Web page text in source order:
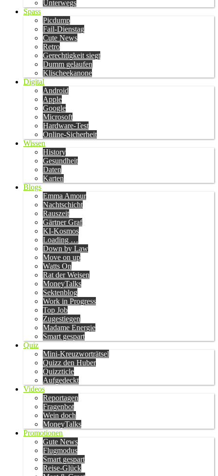
Unterwegs
Spass
Picdump
Fail-Dienstag
Cute News
Retro
Gerechtigkeit siegt
Dumm gelaufen
Klischeekanone
Digital
Android
Apple
Google
Microsoft
Hardware-Test
Online-Sicherheit
Wissen
History
Gesundheit
Daten
Karten
Blogs
Emma Amour
Nachtschicht
Rauszeit
Gärtner Graf
KI-Kosmos
Loading …
Down by Law
Move on up
Watts On
Rat der Weisen
MoneyTalks
Sektenblog
Work in Progress
Top Job
Zugestiegen
Madame Energie
Smart gespart
Quiz
Mini-Kreuzworträtsel
Quizz den Huber
Quizzticle
Aufgedeckt
Videos
Reportagen
Fragenbot
Wein doch
MoneyTalks
Promotionen
Gute News
Flugmodus
Smart gespart
Reise-Glück